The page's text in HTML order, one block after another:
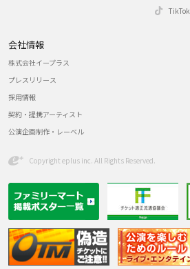
TikTok
会社情報
株式会社イープラス
プレスリリース
採用情報
契約・提携アーティスト
公演企画制作・レーベル
Copyright eplus inc. All Rights Reserved.